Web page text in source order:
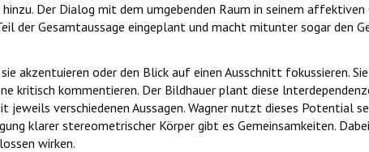
Der Dialog mit dem umgebenden Raum in seinem affektiven
Gesamtaussage eingeplant und macht mitunter sogar den
akzentuieren oder den Blick auf einen Ausschnitt fokussieren.
kritisch kommentieren. Der Bildhauer plant diese
verschiedenen Aussagen. Wagner nutzt dieses Potential
klarer stereometrischer Körper gibt es Gemeinsamkeiten.
wirken.